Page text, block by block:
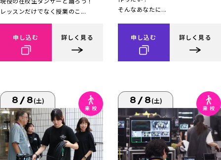
レッスンだけでなく授業のこ...
申し込む 詳しく見る
そんなあなたに...
申し込む 詳しく見る
8/8(土) 8/8(土)